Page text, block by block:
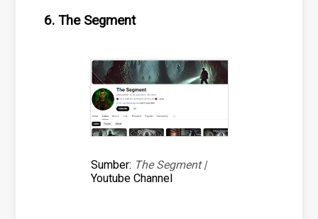
6. The Segment
Sumber: The Segment |
Youtube Channel